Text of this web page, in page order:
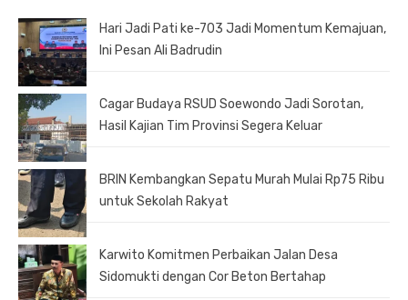
Hari Jadi Pati ke-703 Jadi Momentum Kemajuan,
Ini Pesan Ali Badrudin
Cagar Budaya RSUD Soewondo Jadi Sorotan,
Hasil Kajian Tim Provinsi Segera Keluar
BRIN Kembangkan Sepatu Murah Mulai Rp75 Ribu
untuk Sekolah Rakyat
Karwito Komitmen Perbaikan Jalan Desa
Sidomukti dengan Cor Beton Bertahap